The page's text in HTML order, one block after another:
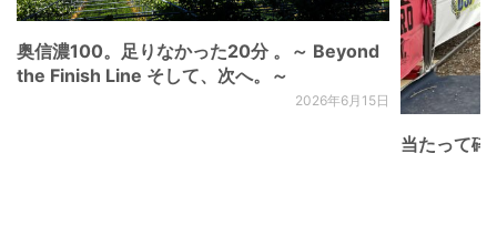
奥信濃100。足りなかった20分 。～ Beyond
the Finish Line そして、次へ。～
2026年6月15日
当たって砕